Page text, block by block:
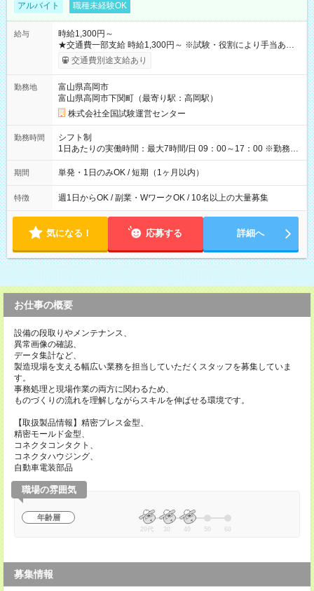
アルバイト 職種未経験OK
給与
時給1,300円～
★交通費一部支給 時給1,300円～ ※試験・役割により手当あり
※勤務回数により昇給あり 【即給（前払い）オプションあ
り！】 希望される場合、勤務から1週間ほどで給与の一部を受け
例】 ・河合塾模擬試験 8:30～17:30（休憩1時間） 時給1,300円
×8時間＝日収10,400円＋交通費 ※当日の役割により時給＋100
円の場合あり ・国家試験 7:00～13:30（休憩なし） 時給1,300
円（役割手当＋100円）×6時間＝日収8,400円＋交通費 【試用期
間】試用期間なし
交通費別途支給あり
勤務地
富山県高岡市
富山県高岡市下関町（最寄り駅：高岡駅）
株式会社全国試験運営センター
勤務時間
シフト制
1日あたりの実働時間：最大7時間/日 09：00～17：00 ※勤務時
間は 試験により異なります。
期間 単発・1日のみOK / 短期（1ヶ月以内）
特徴 週1日からOK / 副業・WワークOK / 10名以上の大量募集
気になる！ 応募する 詳細へ
お仕事の概要
設備の段取りやメンテナンス、
異常画像の確認、
データ集計など、
製造現場を支える幅広い業務を担当していただくスタッフを募集していま
す。
事務処理と現場作業の両方に関わるため、
ものづくりの流れを理解しながらスキルを伸ばせる環境です。
【取扱製品情報】精密プレス金型、
精密モールド金型、
コネクタコンタクト、
コネクタハウジング、
自動車電装部品
職場の雰囲気
年齢層
20代 30 40 50 60
募集情報